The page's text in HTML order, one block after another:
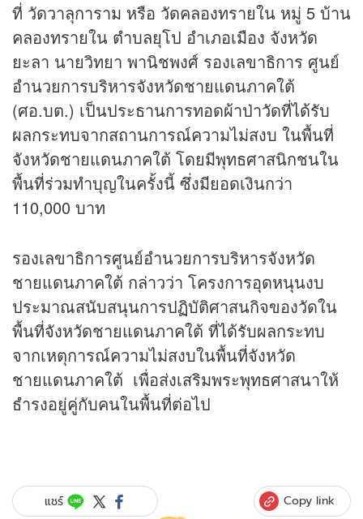
ที่ วัดวาลุการาม หรือ วัดคลองทรายใน หมู่ 5 บ้าน
คลองทรายใน ตำบลยุโป อำเภอเมือง จังหวัด
ยะลา นายวิทยา พานิชพงศ์ รองเลขาธิการ ศูนย์
อำนวยการบริหารจังหวัดชายแดนภาคใต้
(ศอ.บต.) เป็นประธานการทอดผ้าป่าวัดที่ได้รับ
ผลกระทบจากสถานการณ์ความไม่สงบ ในพื้นที่
จังหวัดชายแดนภาคใต้ โดยมีพุทธศาสนิกชนใน
พื้นที่ร่วมทำบุญในครั้งนี้ ซึ่งมียอดเงินกว่า
110,000 บาท
รองเลขาธิการศูนย์อำนวยการบริหารจังหวัด
ชายแดนภาคใต้ กล่าวว่า โครงการอุดหนุนงบ
ประมาณสนับสนุนการปฏิบัติศาสนกิจของวัดใน
พื้นที่จังหวัดชายแดนภาคใต้ ที่ได้รับผลกระทบ
จากเหตุการณ์ความไม่สงบในพื้นที่จังหวัด
ชายแดนภาคใต้ เพื่อส่งเสริมพระพุทธศาสนาให้
ธำรงอยู่คู่กับคนในพื้นที่ต่อไป
แชร์ Copy link